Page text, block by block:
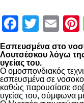
Εσπευσμένα στο
Λουτσέσκου λόγω
υγείας του.
Ο ομοσπονδιακός
εσπευσμένα σε
καθώς παρουσίασε
υγείας του, σύμφωνα